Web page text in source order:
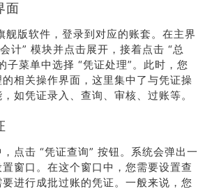
面
舰版软件，登录到对应的账套。在主界
计” 模块并点击展开，接着点击 “总
子菜单中选择 “凭证处理”。此时，您
相关操作界面，这里集中了与凭证操
如凭证录入、查询、审核、过账等。
点击 “凭证查询” 按钮。系统会弹出一
窗口。在这个窗口中，您需要设置查
进行成批过账的凭证。一般来说，您